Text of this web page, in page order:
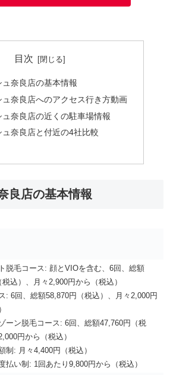
目次
ュ奈良店の基本情報
ュ奈良店へのアクセス行き方動画
ュ奈良店の近くの駐車場情報
ュ奈良店と付近の4社比較
良店の基本情報
脱毛コース: 顔とVIOを含む、6回、総額
込）、月々2,900円から（税込）
: 6回、総額58,870円（税込）、月々2,000円
ーン脱毛コース: 6回、総額47,760円（税
円から（税込）
制: 月々4,400円（税込）
払い制: 1回あたり9,800円から（税込）